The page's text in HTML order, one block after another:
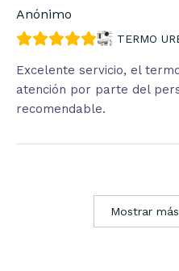
Anónimo
TERMO
Excelente servicio, el
atención por parte del
recomendable.
Mostrar más